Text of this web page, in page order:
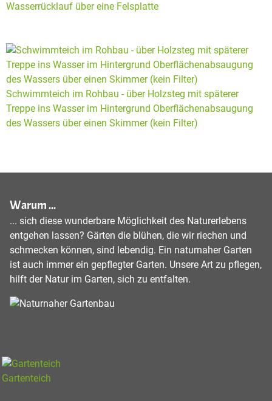
Wasserrücklauf über eine Felsplatte
Schwimmteich im Rohbau - über Holzsteg mit späterer
Treppe ins Wasser im Hintergrund Oberflächenabsaugung
des Wassers über einen Skimmer (kein Filter)
Warum ...
... sich diese wunderbare Möglichkeit des Naturerlebens
entgehen lassen? Gärten die blühen, die wir riechen und
schmecken können, sind lebendig. Ein naturnaher Garten
ist auch immer ein gepflegter Garten. Unsere Art zu pflegen,
hilft der Natur im Garten, sich zu entfalten.
Gartenteich